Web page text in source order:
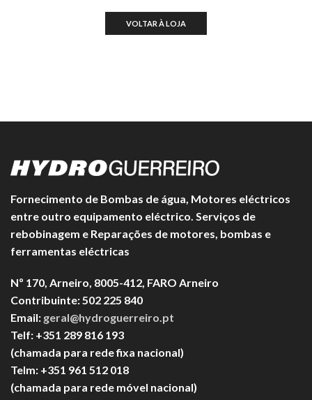
VOLTAR À LOJA
Fornecimento de Bombas de água, Motores eléctricos
entre outro equipamento eléctrico. Serviços de
rebobinagem e Reparações de motores, bombas e
ferramentas eléctricas
Nº 170, Arneiro, 8005-412, FARO Arneiro
Contribuinte: 502 225 840
Email: geral@hydroguerreiro.pt
Telf: +351 289 816 193
(chamada para rede fixa nacional)
Telm: +351 961 512 018
(chamada para rede móvel nacional)